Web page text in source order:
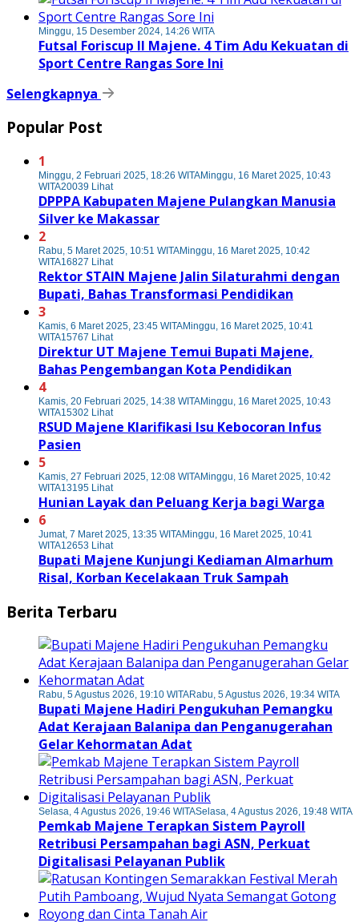
Minggu, 15 Desember 2024, 14:26 WITA
Futsal Foriscup II Majene. 4 Tim Adu Kekuatan di
Sport Centre Rangas Sore Ini
Selengkapnya
Popular Post
1
Minggu, 2 Februari 2025, 18:26 WITAMinggu, 16 Maret 2025, 10:43
WITA20039 Lihat
DPPPA Kabupaten Majene Pulangkan Manusia
Silver ke Makassar
2
Rabu, 5 Maret 2025, 10:51 WITAMinggu, 16 Maret 2025, 10:42
WITA16827 Lihat
Rektor STAIN Majene Jalin Silaturahmi dengan
Bupati, Bahas Transformasi Pendidikan
3
Kamis, 6 Maret 2025, 23:45 WITAMinggu, 16 Maret 2025, 10:41
WITA15767 Lihat
Direktur UT Majene Temui Bupati Majene,
Bahas Pengembangan Kota Pendidikan
4
Kamis, 20 Februari 2025, 14:38 WITAMinggu, 16 Maret 2025, 10:43
WITA15302 Lihat
RSUD Majene Klarifikasi Isu Kebocoran Infus
Pasien
5
Kamis, 27 Februari 2025, 12:08 WITAMinggu, 16 Maret 2025, 10:42
WITA13195 Lihat
Hunian Layak dan Peluang Kerja bagi Warga
6
Jumat, 7 Maret 2025, 13:35 WITAMinggu, 16 Maret 2025, 10:41
WITA12653 Lihat
Bupati Majene Kunjungi Kediaman Almarhum
Risal, Korban Kecelakaan Truk Sampah
Berita Terbaru
Rabu, 5 Agustus 2026, 19:10 WITARabu, 5 Agustus 2026, 19:34 WITA
Bupati Majene Hadiri Pengukuhan Pemangku
Adat Kerajaan Balanipa dan Penganugerahan
Gelar Kehormatan Adat
Selasa, 4 Agustus 2026, 19:46 WITASelasa, 4 Agustus 2026, 19:48 WITA
Pemkab Majene Terapkan Sistem Payroll
Retribusi Persampahan bagi ASN, Perkuat
Digitalisasi Pelayanan Publik